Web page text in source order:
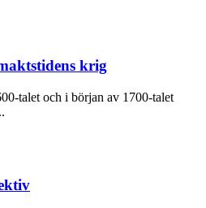
krig
talet och i början av 1700-talet